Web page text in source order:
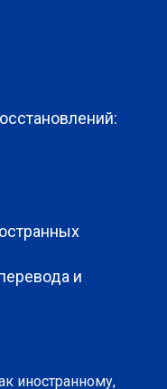
и
иностранному,